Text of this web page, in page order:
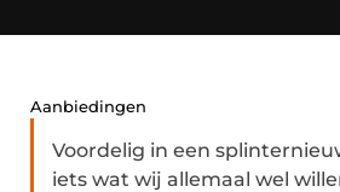
Aanbiedingen
Voordelig in een
iets wat wij allemaal wel